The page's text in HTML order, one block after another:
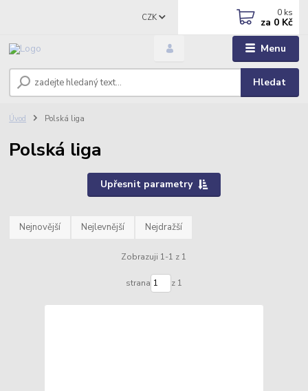
Menu
CZK
Hledat
0 ks
za 0 Kč
Úvod Polská liga
Polská liga
Upřesnit parametry
Nejnovější Nejlevnější Nejdražší
Zobrazuji 1-1 z 1
strana z 1